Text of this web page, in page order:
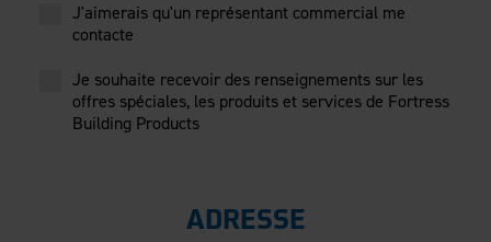
J'aimerais qu'un représentant commercial me
contacte
Je souhaite recevoir des renseignements sur les
offres spéciales, les produits et services de Fortress
Building Products
ADRESSE